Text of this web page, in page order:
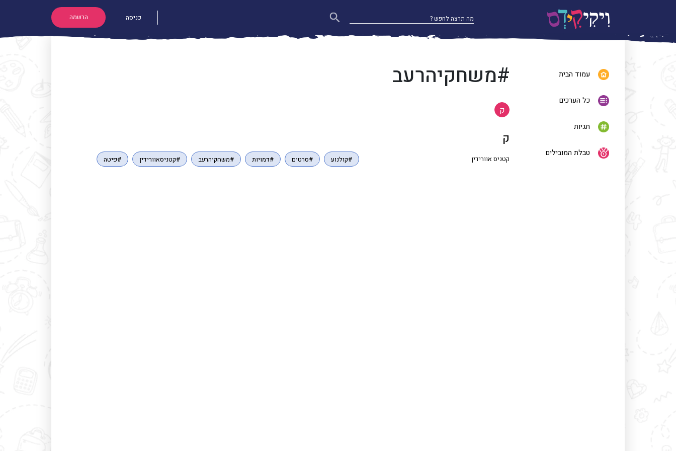
כניסה הרשמה
עמוד הבית
כל הערכים
תגיות
טבלת המובילים
#משחקיהרעב
ק
ק
קטניס אוורידין #קולנוע #סרטים #דמויות #משחקיהרעב #קטניסאוורידין #פיטה